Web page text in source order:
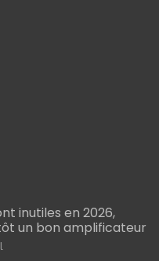
inutiles en 2026,
un bon amplificateur